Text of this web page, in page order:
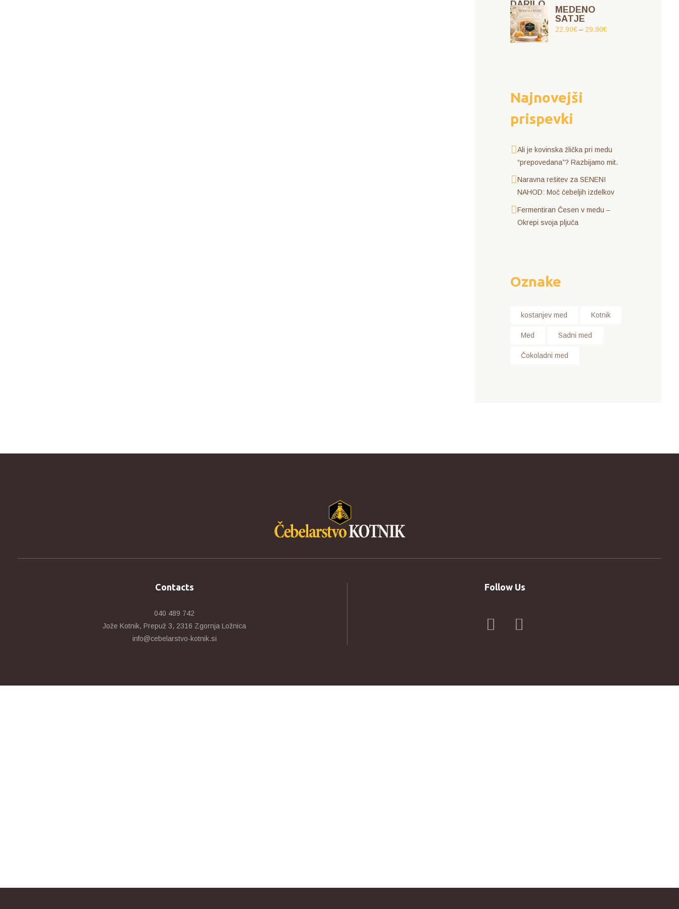
MEDENO
SATJE
22.90€ – 29.90€
Najnovejši
prispevki
Ali je kovinska žlička pri medu
“prepovedana”? Razbijamo mit.
Naravna rešitev za SENENI
NAHOD: Moč čebeljih izdelkov
Fermentiran Česen v medu –
Okrepi svoja pljuča
Oznake
kostanjev med Kotnik
Med Sadni med
Čokoladni med
Contacts
040 489 742
Jože Kotnik, Prepuž 3, 2316 Zgornja Ložnica
info@cebelarstvo-kotnik.si
Follow Us